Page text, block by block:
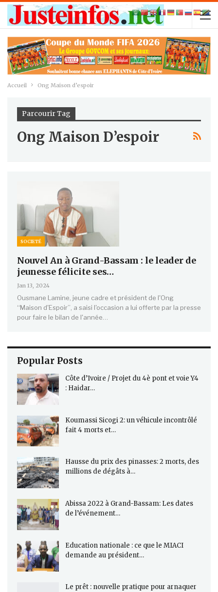
Accueil Ong Maison d’espoir
Parcourir Tag
Ong Maison D’espoir
SOCIETÉ
Nouvel An à Grand-Bassam : le leader de
jeunesse félicite ses…
Jan 13, 2024
Ousmane Lamine, jeune cadre et président de l'Ong
‘‘Maison d'Espoir’’, a saisi l'occasion a lui offerte par la presse
pour faire le bilan de l'année…
Popular Posts
Côte d’Ivoire / Projet du 4è pont et voie Y4
: Haidar…
Koumassi Sicogi 2: un véhicule incontrôlé
fait 4 morts et…
Hausse du prix des pinasses: 2 morts, des
millions de dégâts à…
Abissa 2022 à Grand-Bassam: Les dates
de l’événement…
Education nationale : ce que le MIACI
demande au président…
Le prêt : nouvelle pratique pour arnaquer